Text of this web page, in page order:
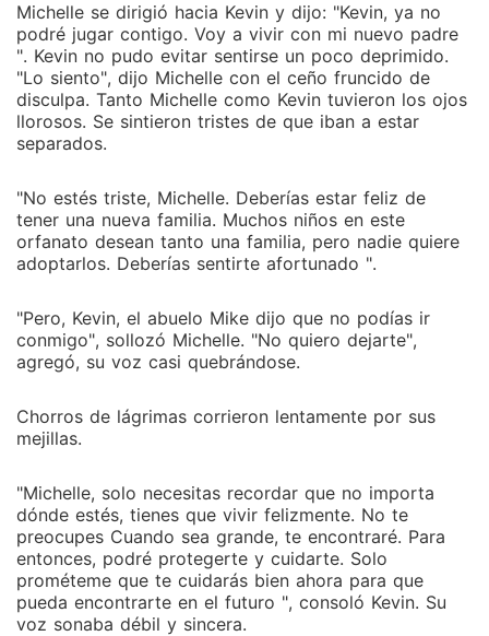
Michelle se dirigió hacia Kevin y dijo: "Kevin, ya no
podré jugar contigo. Voy a vivir con mi nuevo padre
". Kevin no pudo evitar sentirse un poco deprimido.
"Lo siento", dijo Michelle con el ceño fruncido de
disculpa. Tanto Michelle como Kevin tuvieron los ojos
llorosos. Se sintieron tristes de que iban a estar
separados.
"No estés triste, Michelle. Deberías estar feliz de
tener una nueva familia. Muchos niños en este
orfanato desean tanto una familia, pero nadie quiere
adoptarlos. Deberías sentirte afortunado ".
"Pero, Kevin, el abuelo Mike dijo que no podías ir
conmigo", sollozó Michelle. "No quiero dejarte",
agregó, su voz casi quebrándose.
Chorros de lágrimas corrieron lentamente por sus
mejillas.
"Michelle, solo necesitas recordar que no importa
dónde estés, tienes que vivir felizmente. No te
preocupes Cuando sea grande, te encontraré. Para
entonces, podré protegerte y cuidarte. Solo
prométeme que te cuidarás bien ahora para que
pueda encontrarte en el futuro ", consoló Kevin. Su
voz sonaba débil y sincera.